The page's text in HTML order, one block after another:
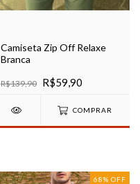
Camiseta Zip Off Relaxe
Branca
R$139,90 R$59,90
COMPRAR
68% OFF